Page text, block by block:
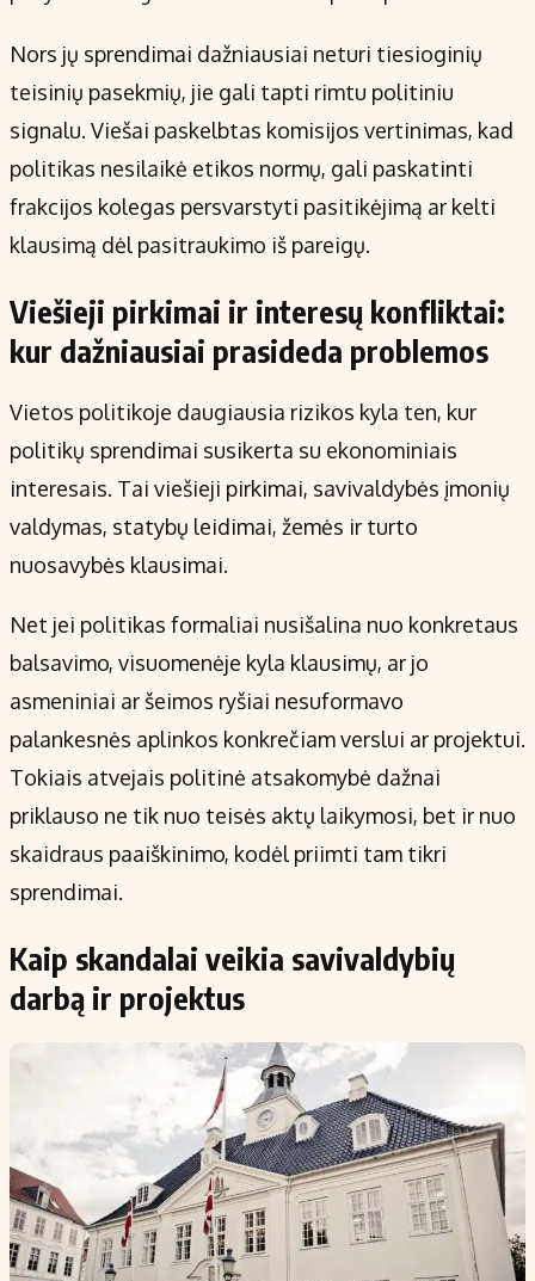
Nors jų sprendimai dažniausiai neturi tiesioginių
teisinių pasekmių, jie gali tapti rimtu politiniu
signalu. Viešai paskelbtas komisijos vertinimas, kad
politikas nesilaikė etikos normų, gali paskatinti
frakcijos kolegas persvarstyti pasitikėjimą ar kelti
klausimą dėl pasitraukimo iš pareigų.
Viešieji pirkimai ir interesų konfliktai:
kur dažniausiai prasideda problemos
Vietos politikoje daugiausia rizikos kyla ten, kur
politikų sprendimai susikerta su ekonominiais
interesais. Tai viešieji pirkimai, savivaldybės įmonių
valdymas, statybų leidimai, žemės ir turto
nuosavybės klausimai.
Net jei politikas formaliai nusišalina nuo konkretaus
balsavimo, visuomenėje kyla klausimų, ar jo
asmeniniai ar šeimos ryšiai nesuformavo
palankesnės aplinkos konkrečiam verslui ar projektui.
Tokiais atvejais politinė atsakomybė dažnai
priklauso ne tik nuo teisės aktų laikymosi, bet ir nuo
skaidraus paaiškinimo, kodėl priimti tam tikri
sprendimai.
Kaip skandalai veikia savivaldybių
darbą ir projektus